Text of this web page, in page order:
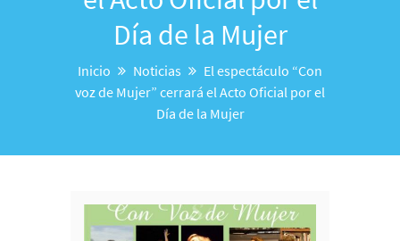
Día de la Mujer
Inicio Noticias
El espectáculo “Con
voz de Mujer” cerrará el Acto Oficial por el
Día de la Mujer